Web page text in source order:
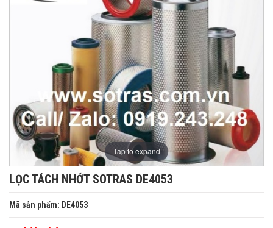
Tap to expand
LỌC TÁCH NHỚT SOTRAS DE4053
Mã sản phẩm: DE4053